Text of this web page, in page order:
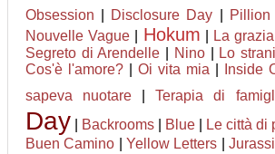
Obsession Disclosure Day
Nouvelle Vague
Hokum La grazia
Segreto di Arendelle
Nino| Lo
Cos'è l'amore? |Oi vita mia Inside
sapeva nuotare |Terapia di
Day
Backrooms Blue Le città di
Buen Camino
Yellow Letters